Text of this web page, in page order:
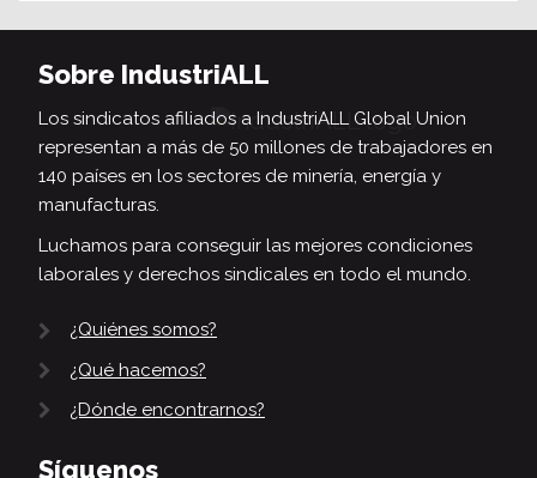
Sobre IndustriALL
Los sindicatos afiliados a IndustriALL Global Union
representan a más de 50 millones de trabajadores en
140 países en los sectores de minería, energía y
manufacturas.
Luchamos para conseguir las mejores condiciones
laborales y derechos sindicales en todo el mundo.
¿Quiénes somos?
¿Qué hacemos?
¿Dónde encontrarnos?
Síguenos